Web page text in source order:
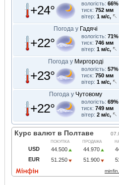
+24° вологість: 66%
тиск: 752 мм
вітер: 1 м/с,
Погода у Гадячі
+22° вологість: 71%
тиск: 746 мм
вітер: 1 м/с,
Погода у Миргороді
+23° вологість: 57%
тиск: 750 мм
вітер: 1 м/с,
Погода у Чутовому
+22° вологість: 69%
тиск: 749 мм
вітер: 2 м/с,